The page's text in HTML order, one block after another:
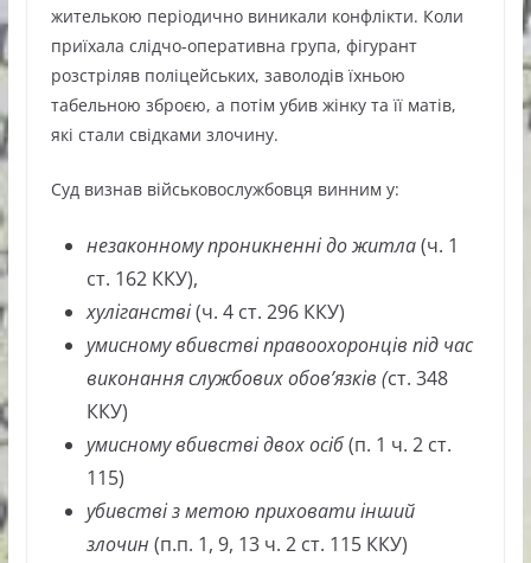
жителькою періодично виникали конфлікти. Коли
приїхала слідчо-оперативна група, фігурант
розстріляв поліцейських, заволодів їхньою
табельною зброєю, а потім убив жінку та її матів,
які стали свідками злочину.
Суд визнав військовослужбовця винним у:
незаконному проникненні до житла(ч. 1
ст. 162 ККУ),
хуліганстві(ч. 4 ст. 296 ККУ)
умисному вбивстві правоохоронців під час
виконання службових обов’язків (ст. 348
ККУ)
умисному вбивстві двох осіб(п. 1 ч. 2 ст.
115)
убивстві з метою приховати інший
злочин (п.п. 1, 9, 13 ч. 2 ст. 115 ККУ)